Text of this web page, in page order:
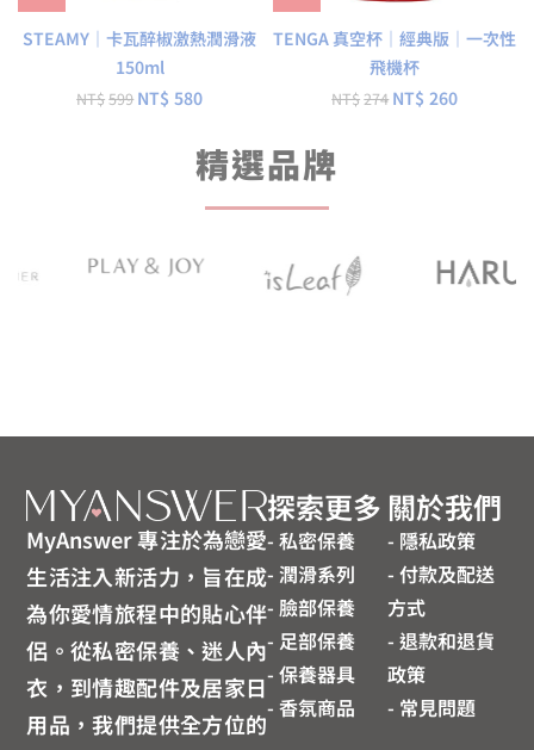
STEAMY｜卡瓦醉椒激熱潤滑液
150ml
NT$599 NT$ 580
TENGA 真空杯｜經典版｜一次性
飛機杯
NT$274 NT$ 260
精選品牌
MyAnswer 專注於為戀愛
生活注入新活力，旨在成
為你愛情旅程中的貼心伴
侶。從私密保養、迷人內
衣，到情趣配件及居家日
用品，我們提供全方位的
探索更多
- 私密保養
- 潤滑系列
- 臉部保養
- 足部保養
- 保養器具
- 香氛商品
關於我們
- 隱私政策
- 付款及配送
方式
- 退款和退貨
政策
- 常見問題